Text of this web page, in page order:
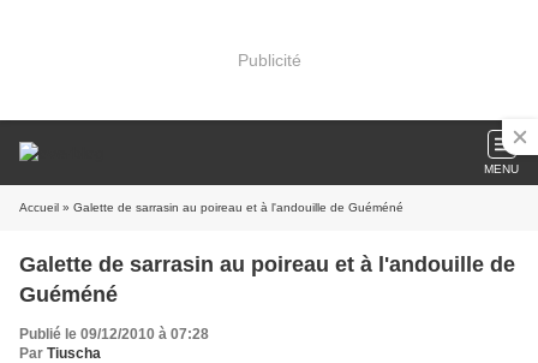
Publicité
MENU
Accueil » Galette de sarrasin au poireau et à l'andouille de Guéméné
Galette de sarrasin au poireau et à l'andouille de
Guéméné
Publié le 09/12/2010 à 07:28
Par Tiuscha